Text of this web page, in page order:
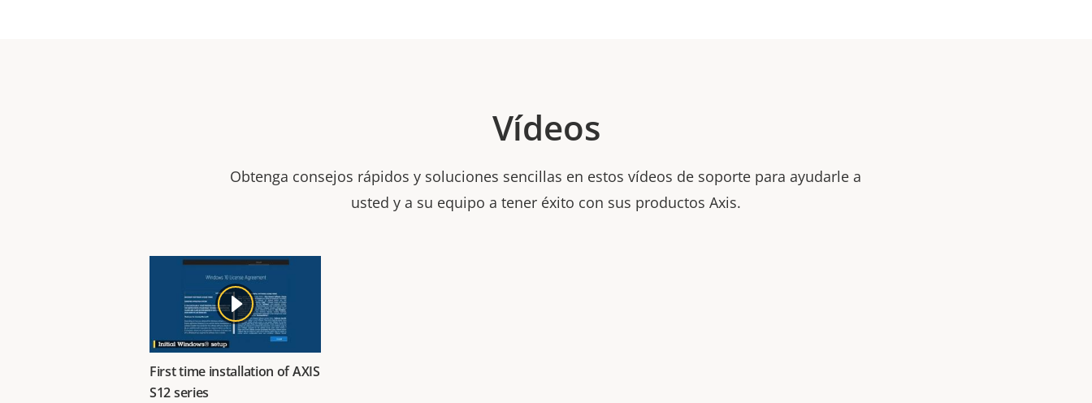
Vídeos
Obtenga consejos rápidos y soluciones sencillas en estos vídeos de soporte para ayudarle a
usted y a su equipo a tener éxito con sus productos Axis.
First time installation of AXIS
S12 series